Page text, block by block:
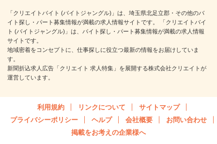
「クリエイトバイト (バイトジャングル)」は、埼玉県北足立郡・その他のバ
イト探し・パート募集情報が満載の求人情報サイトです。 「クリエイトバイ
ト (バイトジャングル)」は、バイト探し・パート募集情報が満載の求人情報
サイトです。
地域密着をコンセプトに、仕事探しに役立つ最新の情報をお届けしていま
す。
新聞折込求人広告「クリエイト 求人特集」を展開する株式会社クリエイトが
運営しています。
利用規約 リンクについて
サイトマップ
プライバシーポリシー
ヘルプ 会社概要
お問い合わせ
掲載をお考えの企業様へ